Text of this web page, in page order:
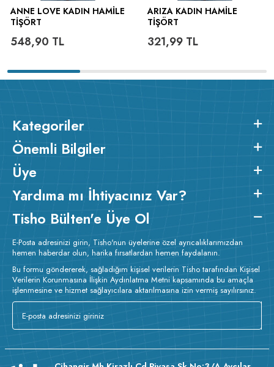
ANNE LOVE KADIN HAMILE
TIŞÖRT
548,90 TL
ARIZA KADIN HAMILE
TIŞÖRT
321,99TL
Kategoriler
Önemli Bilgiler
Üye
Yardıma mı İhtiyacınız Var?
Tisho Bülten'e Üye Ol
E-Posta adresinizi girin, Tisho'nun üyelerine özel ayrıcalıklarımızdan
hemen haberdar olun, harika fırsatlardan hemen faydalanın.
Bu formu göndererek, sağladığım kişisel verilerin Tisho tarafından Kişisel
Verilerin Korunmasına İlişkin Aydınlatma Metni kapsamında bu amaçla
işlenmesine ve hizmet sağlayıcılara aktarılmasına izin vermiş sayılırsınız.